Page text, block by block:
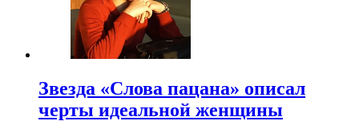
Звезда «Слова пацана» описал
черты идеальной женщины